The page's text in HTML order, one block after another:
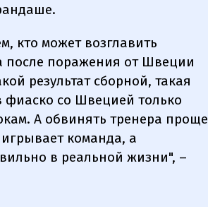
кто может возглавить
после поражения от Швеции
результат сборной, такая
фиаско со Швецией только
А обвинять тренера проще
команда, а
в реальной жизни", –